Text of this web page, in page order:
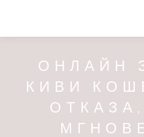
ОНЛАЙН
КИВИ